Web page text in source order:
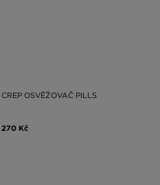
CREP OSVĚŽOVAČ PILLS
270 Kč